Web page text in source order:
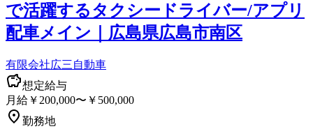
で活躍するタクシードライバー/アプリ
配車メイン｜広島県広島市南区
有限会社広三自動車
想定給与
月給￥200,000〜￥500,000
勤務地